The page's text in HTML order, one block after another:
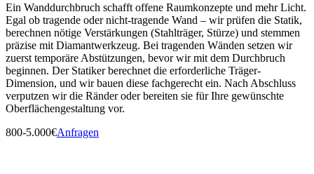
Ein Wanddurchbruch schafft offene Raumkonzepte und mehr Licht.
Egal ob tragende oder nicht-tragende Wand – wir prüfen die Statik,
berechnen nötige Verstärkungen (Stahlträger, Stürze) und stemmen
präzise mit Diamantwerkzeug. Bei tragenden Wänden setzen wir
zuerst temporäre Abstützungen, bevor wir mit dem Durchbruch
beginnen. Der Statiker berechnet die erforderliche Träger-
Dimension, und wir bauen diese fachgerecht ein. Nach Abschluss
verputzen wir die Ränder oder bereiten sie für Ihre gewünschte
Oberflächengestaltung vor.
800-5.000€Anfragen